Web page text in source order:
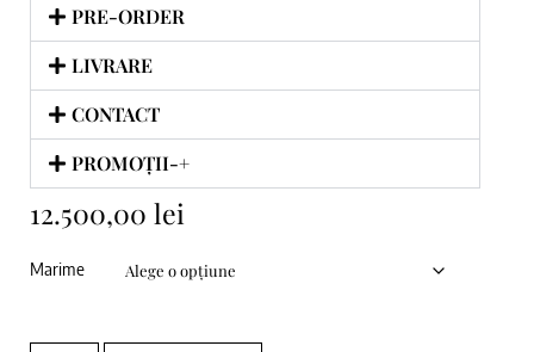
PRE-ORDER
LIVRARE
CONTACT
PROMOȚII-+
12.500,00 lei
Marime